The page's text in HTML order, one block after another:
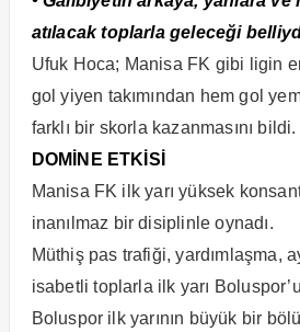
atılacak toplarla geleceği
Ufuk Hoca; Manisa FK gibi ligin
gol yiyen takımından hem gol
farklı bir skorla kazanmasını bildi.
DOMİNE ETKİSİ
Manisa FK ilk yarı yüksek
inanılmaz bir disiplinle oynadı.
Müthiş pas trafiği, yardımlaşma,
isabetli toplarla ilk yarı
Boluspor ilk yarının büyük bir